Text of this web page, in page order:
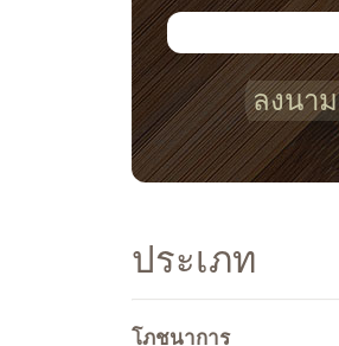
ลงนาม
ประเภท
โภชนาการ